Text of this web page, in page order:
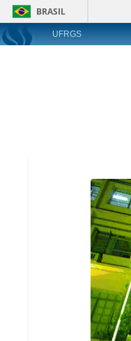
BRASIL
UFRGS